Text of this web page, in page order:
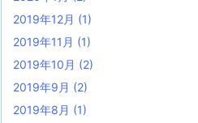
2019年12月 (1)
2019年11月 (1)
2019年10月 (2)
2019年9月 (2)
2019年8月 (1)